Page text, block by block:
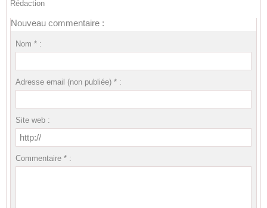
Rédaction
Nouveau commentaire :
Nom * :
Adresse email (non publiée) * :
Site web :
Commentaire * :